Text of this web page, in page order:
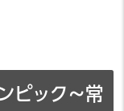
ピック～常